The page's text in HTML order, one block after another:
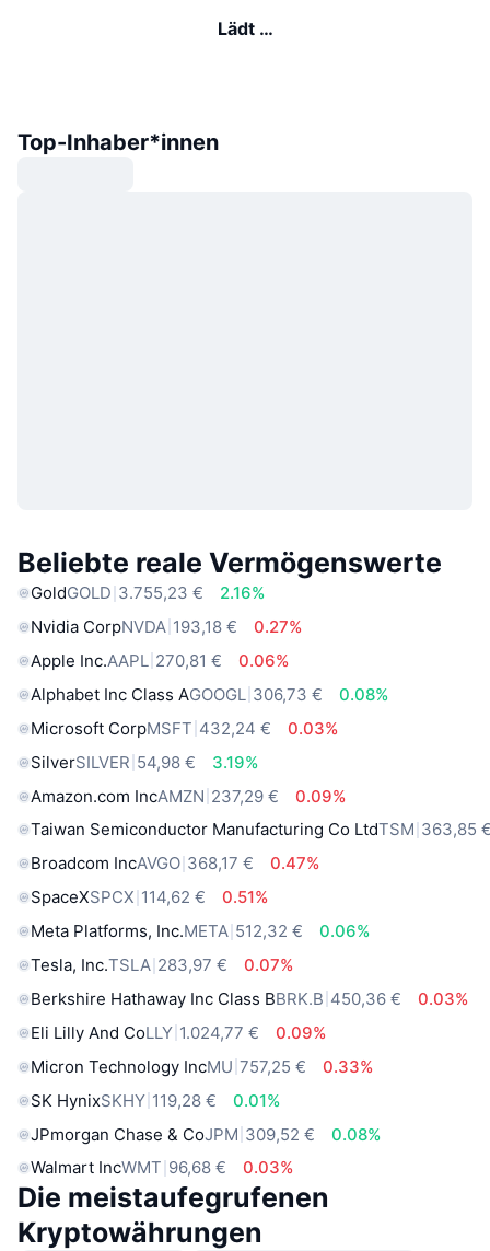
Lädt …
Top-Inhaber*innen
Beliebte reale Vermögenswerte
GoldGOLD 3.755,23 €
2.16%
Nvidia CorpNVDA 193,18 €
0.27%
Apple Inc.AAPL 270,81 €
0.06%
Alphabet Inc Class AGOOGL 306,73 €
0.08%
Microsoft CorpMSFT 432,24 €
0.03%
SilverSILVER 54,98 €
3.19%
Amazon.com IncAMZN 237,29 €
0.09%
Taiwan Semiconductor Manufacturing Co LtdTSM 363,85
Broadcom IncAVGO 368,17 €
0.47%
SpaceXSPCX 114,62 €
0.51%
Meta Platforms, Inc.META 512,32 €
0.06%
Tesla, Inc.TSLA 283,97 €
0.07%
Berkshire Hathaway Inc Class BBRK.B 450,36 €
0.03%
Eli Lilly And CoLLY 1.024,77 €
0.09%
Micron Technology IncMU 757,25 €
0.33%
SK HynixSKHY 119,28 €
0.01%
JPmorgan Chase & CoJPM 309,52 €
0.08%
Walmart IncWMT 96,68 € 0.03%
Die meistaufegrufenen
Kryptowährungen